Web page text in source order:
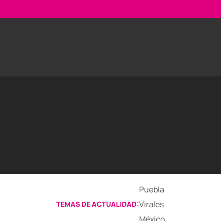
TEMAS DE ACTUALIDAD:
Puebla
Virales
México